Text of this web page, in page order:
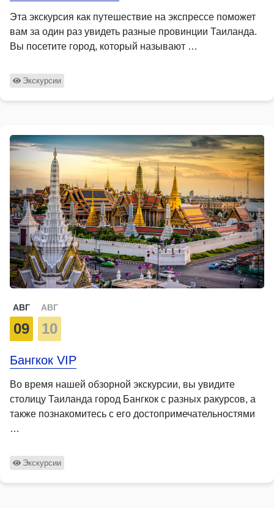
Эта экскурсия как путешествие на экспрессе поможет
вам за один раз увидеть разные провинции Таиланда.
Вы посетите город, который называют …
Экскурсии
АВГ
09
АВГ
10
Бангкок VIP
Во время нашей обзорной экскурсии, вы увидите
столицу Таиланда город Бангкок с разных ракурсов, а
также познакомитесь с его достопримечательностями
…
Экскурсии